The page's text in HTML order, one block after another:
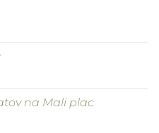
na Mali plac